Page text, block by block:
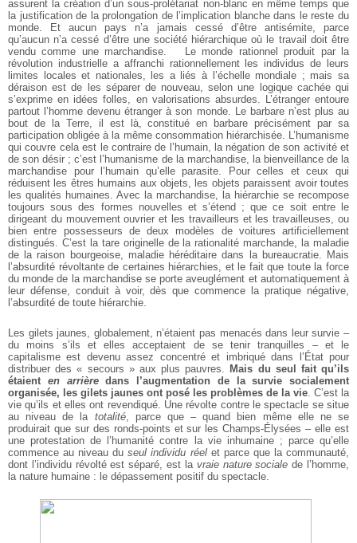
assurent la création d’un sous-prolétariat non-blanc en même temps que
la justification de la prolongation de l’implication blanche dans le reste du
monde. Et aucun pays n’a jamais cessé d’être antisémite, parce
qu’aucun n’a cessé d’être une société hiérarchique où le travail doit être
vendu comme une marchandise.
Le monde rationnel produit par la
révolution industrielle a affranchi rationnellement les individus de leurs
limites locales et nationales, les a liés à l’échelle mondiale ; mais sa
déraison est de les séparer de nouveau, selon une logique cachée qui
s’exprime en idées folles, en valorisations absurdes. L’étranger entoure
partout l’homme devenu étranger à son monde. Le barbare n’est plus au
bout de la Terre, il est là, constitué en barbare précisément par sa
participation obligée à la même consommation hiérarchisée. L’humanisme
qui couvre cela est le contraire de l’humain, la négation de son activité et
de son désir ; c’est l’humanisme de la marchandise, la bienveillance de la
marchandise pour l’humain qu’elle parasite. Pour celles et ceux qui
réduisent les êtres humains aux objets, les objets paraissent avoir toutes
les qualités humaines. Avec la marchandise, la hiérarchie se recompose
toujours sous des formes nouvelles et s’étend ; que ce soit entre le
dirigeant du mouvement ouvrier et les travailleurs et les travailleuses, ou
bien entre possesseurs de deux modèles de voitures artificiellement
distingués. C’est la tare originelle de la rationalité marchande, la maladie
de la raison bourgeoise, maladie héréditaire dans la bureaucratie. Mais
l’absurdité révoltante de certaines hiérarchies, et le fait que toute la force
du monde de la marchandise se porte aveuglément et automatiquement à
leur défense, conduit à voir, dès que commence la pratique négative,
l’absurdité de toute hiérarchie.
Les gilets jaunes, globalement, n’étaient pas menacés dans leur survie –
du moins s’ils et elles acceptaient de se tenir tranquilles – et le
capitalisme est devenu assez concentré et imbriqué dans l’État pour
distribuer des « secours » aux plus pauvres. Mais du seul fait qu’ils
étaient en arrièredans l’augmentation de la survie socialement
organisée, les gilets jaunes ont posé les problèmes de la vie. C’est la
vie qu’ils et elles ont revendiqué. Une révolte contre le spectacle se situe
au niveau de la totalité, parce que – quand bien même elle ne se
produirait que sur des ronds-points et sur les Champs-Élysées – elle est
une protestation de l’humanité contre la vie inhumaine ; parce qu’elle
commence au niveau duseul individu réelet parce que la communauté,
dont l’individu révolté est séparé, est la vraie nature sociale de l’homme,
la nature humaine : le dépassement positif du spectacle.